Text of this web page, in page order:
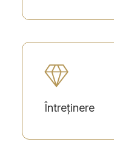
Întreținere